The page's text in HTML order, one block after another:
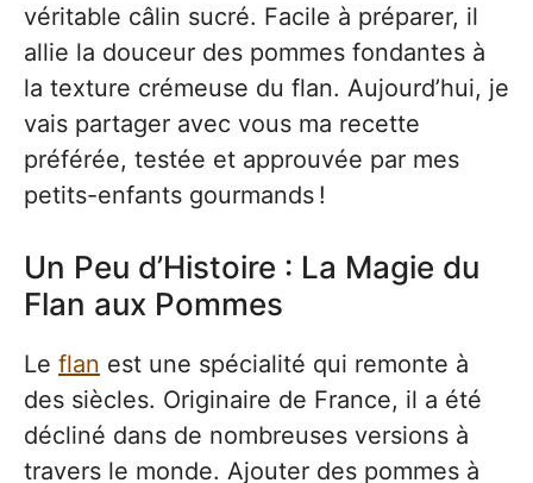
véritable câlin sucré. Facile à préparer, il
allie la douceur des pommes fondantes à
la texture crémeuse du flan. Aujourd’hui, je
vais partager avec vous ma recette
préférée, testée et approuvée par mes
petits-enfants gourmands !
Un Peu d’Histoire : La Magie du
Flan aux Pommes
Le flan est une spécialité qui remonte à
des siècles. Originaire de France, il a été
décliné dans de nombreuses versions à
travers le monde. Ajouter des pommes à